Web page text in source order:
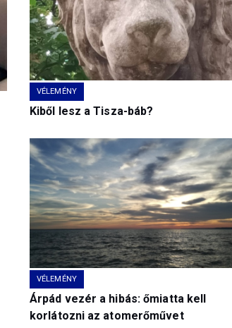
VÉLEMÉNY
Kiből lesz a Tisza-báb?
VÉLEMÉNY
Árpád vezér a hibás: őmiatta kell
korlátozni az atomerőművet